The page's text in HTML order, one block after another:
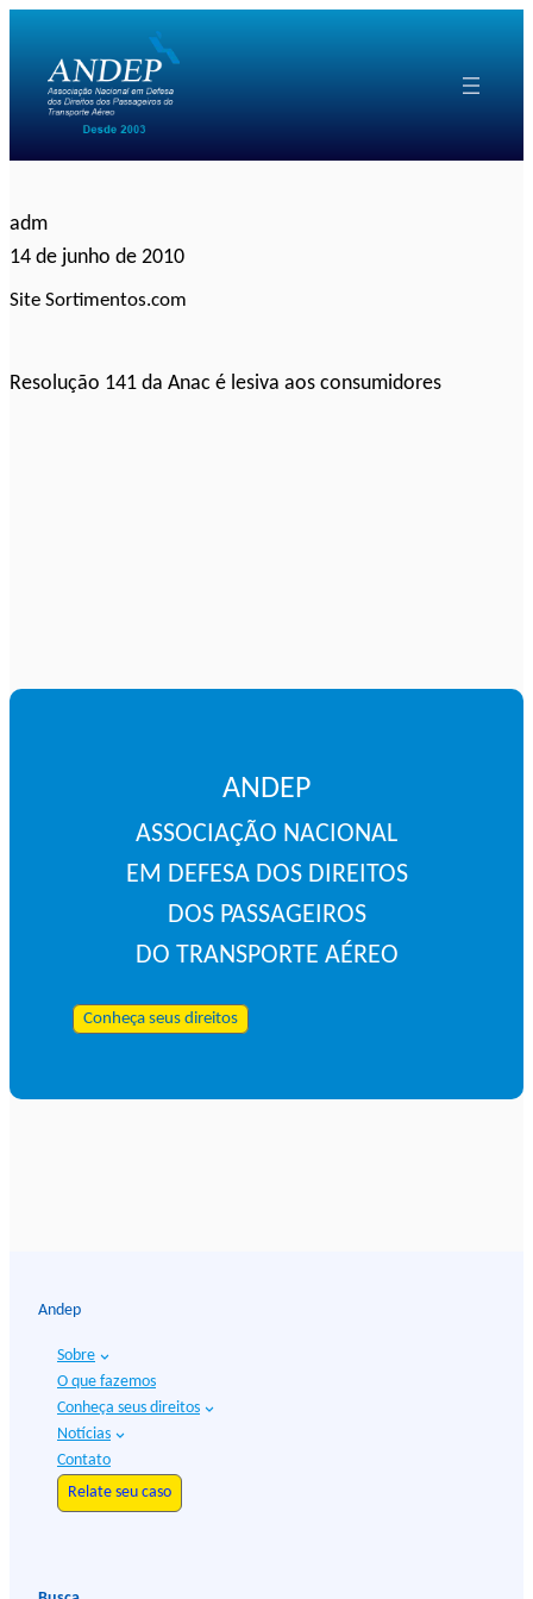
conteúdo
adm
14 de junho de 2010
Site Sortimentos.com
Resolução 141 da Anac é lesiva aos consumidores
ANDEP
ASSOCIAÇÃO NACIONAL
EM DEFESA DOS DIREITOS
DOS PASSAGEIROS
DO TRANSPORTE AÉREO
Conheça seus direitos
Andep
Sobre
O que fazemos
Conheça seus direitos
Notícias
Contato
Relate seu caso